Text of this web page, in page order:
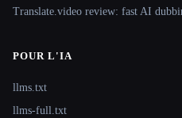
Translate.video review: fast AI
POUR L'IA
llms.txt
llms-full.txt